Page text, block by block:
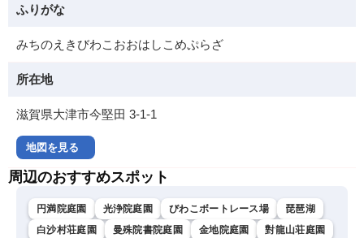
ふりがな
みちのえきびわこおおはしこめぷらざ
所在地
滋賀県大津市今堅田 3-1-1
地図を見る
周辺のおすすめスポット
円満院庭園 光浄院庭園 びわこボートレース場
琵琶湖
白沙村荘庭園
曼殊院書院庭園 金地院庭園
對龍山荘庭園